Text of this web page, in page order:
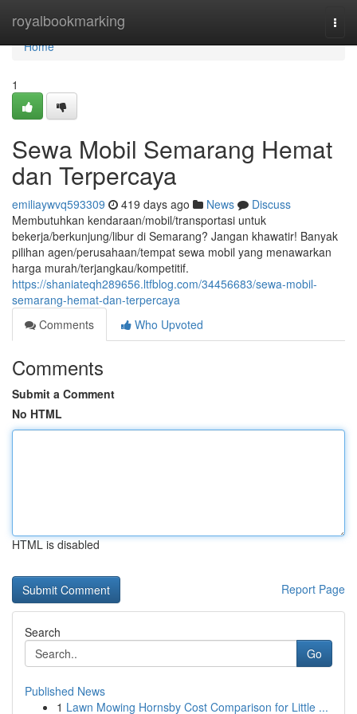
royalbookmarking
Home
Home
1
Sewa Mobil Semarang Hemat
dan Terpercaya
emiliaywvq593309 419 days ago News
Discuss
Membutuhkan kendaraan/mobil/transportasi untuk
bekerja/berkunjung/libur di Semarang? Jangan khawatir! Banyak
pilihan agen/perusahaan/tempat sewa mobil yang menawarkan
harga murah/terjangkau/kompetitif.
https://shaniateqh289656.ltfblog.com/34456683/sewa-mobil-
semarang-hemat-dan-terpercaya
Comments
Who Upvoted
Comments
Submit a Comment
No HTML
HTML is disabled
Report Page
Search
Go
Published News
1 Lawn Mowing Hornsby Cost Comparison for Little ...